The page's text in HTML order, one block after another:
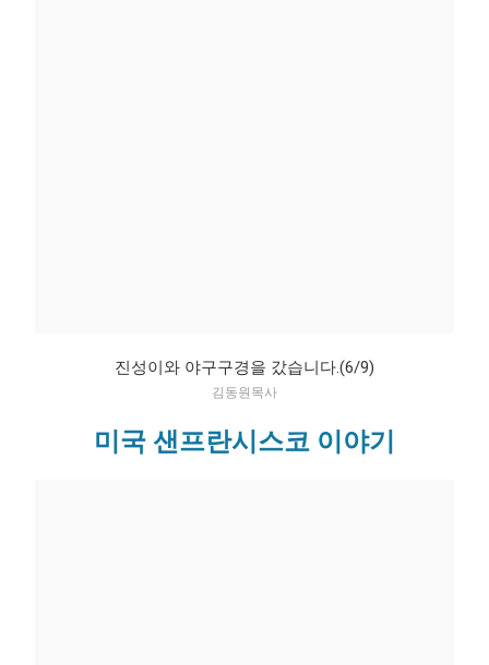
진성이와 야구구경을 갔습니다.(6/9)
김동원목사
미국 샌프란시스코 이야기